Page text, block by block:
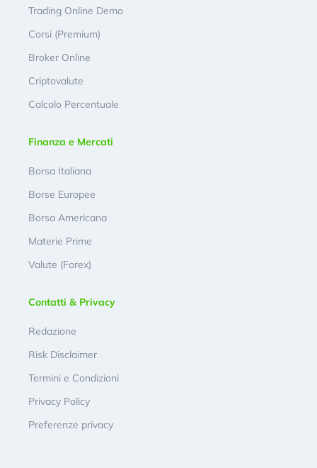
Trading Online Demo
Corsi (Premium)
Broker Online
Criptovalute
Calcolo Percentuale
Finanza e Mercati
Borsa Italiana
Borse Europee
Borsa Americana
Materie Prime
Valute (Forex)
Contatti & Privacy
Redazione
Risk Disclaimer
Termini e Condizioni
Privacy Policy
Preferenze privacy